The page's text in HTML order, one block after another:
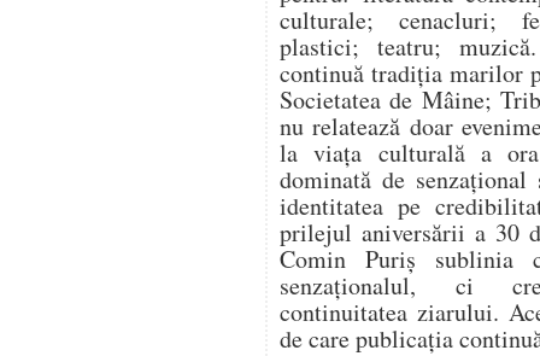
culturale; cenacluri;
plastici; teatru;
continuă tradiția marilor
Societatea de Mâine;
nu relatează doar
la viața culturală a
dominată de
identitatea pe
prilejul aniversării a 30
Comin Puriș
senzaționalul, ci
continuitatea ziarului.
de care publicația